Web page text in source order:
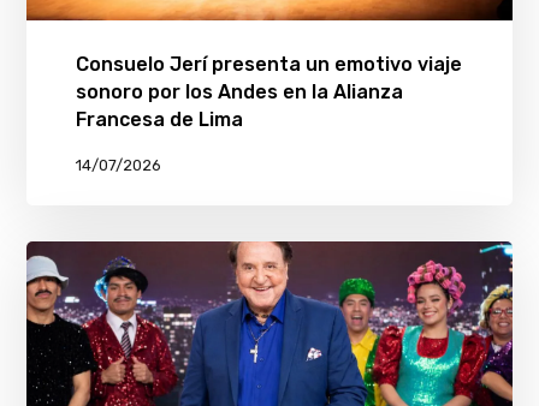
Consuelo Jerí presenta un emotivo viaje
sonoro por los Andes en la Alianza
Francesa de Lima
14/07/2026